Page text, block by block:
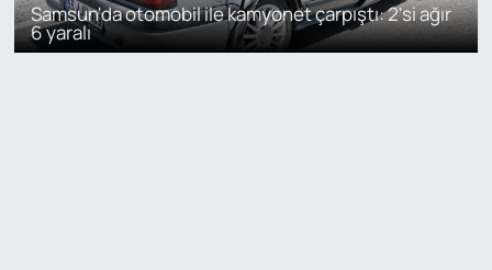
Samsun'da otomobil ile kamyonet çarpıştı: 2'si ağır
6 yaralı